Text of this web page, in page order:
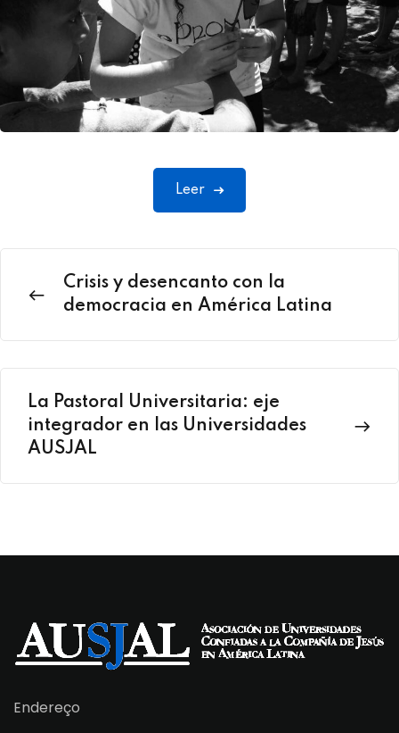
Leer
Crisis y desencanto con la
democracia en América Latina
La Pastoral Universitaria: eje
integrador en las Universidades
AUSJAL
Endereço